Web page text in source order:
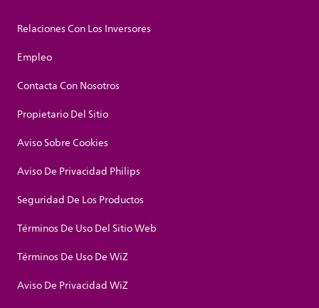
Relaciones Con Los Inversores
Empleo
Contacta Con Nosotros
Propietario Del Sitio
Aviso Sobre Cookies
Aviso De Privacidad Philips
Seguridad De Los Productos
Términos De Uso Del Sitio Web
Términos De Uso De WiZ
Aviso De Privacidad WiZ